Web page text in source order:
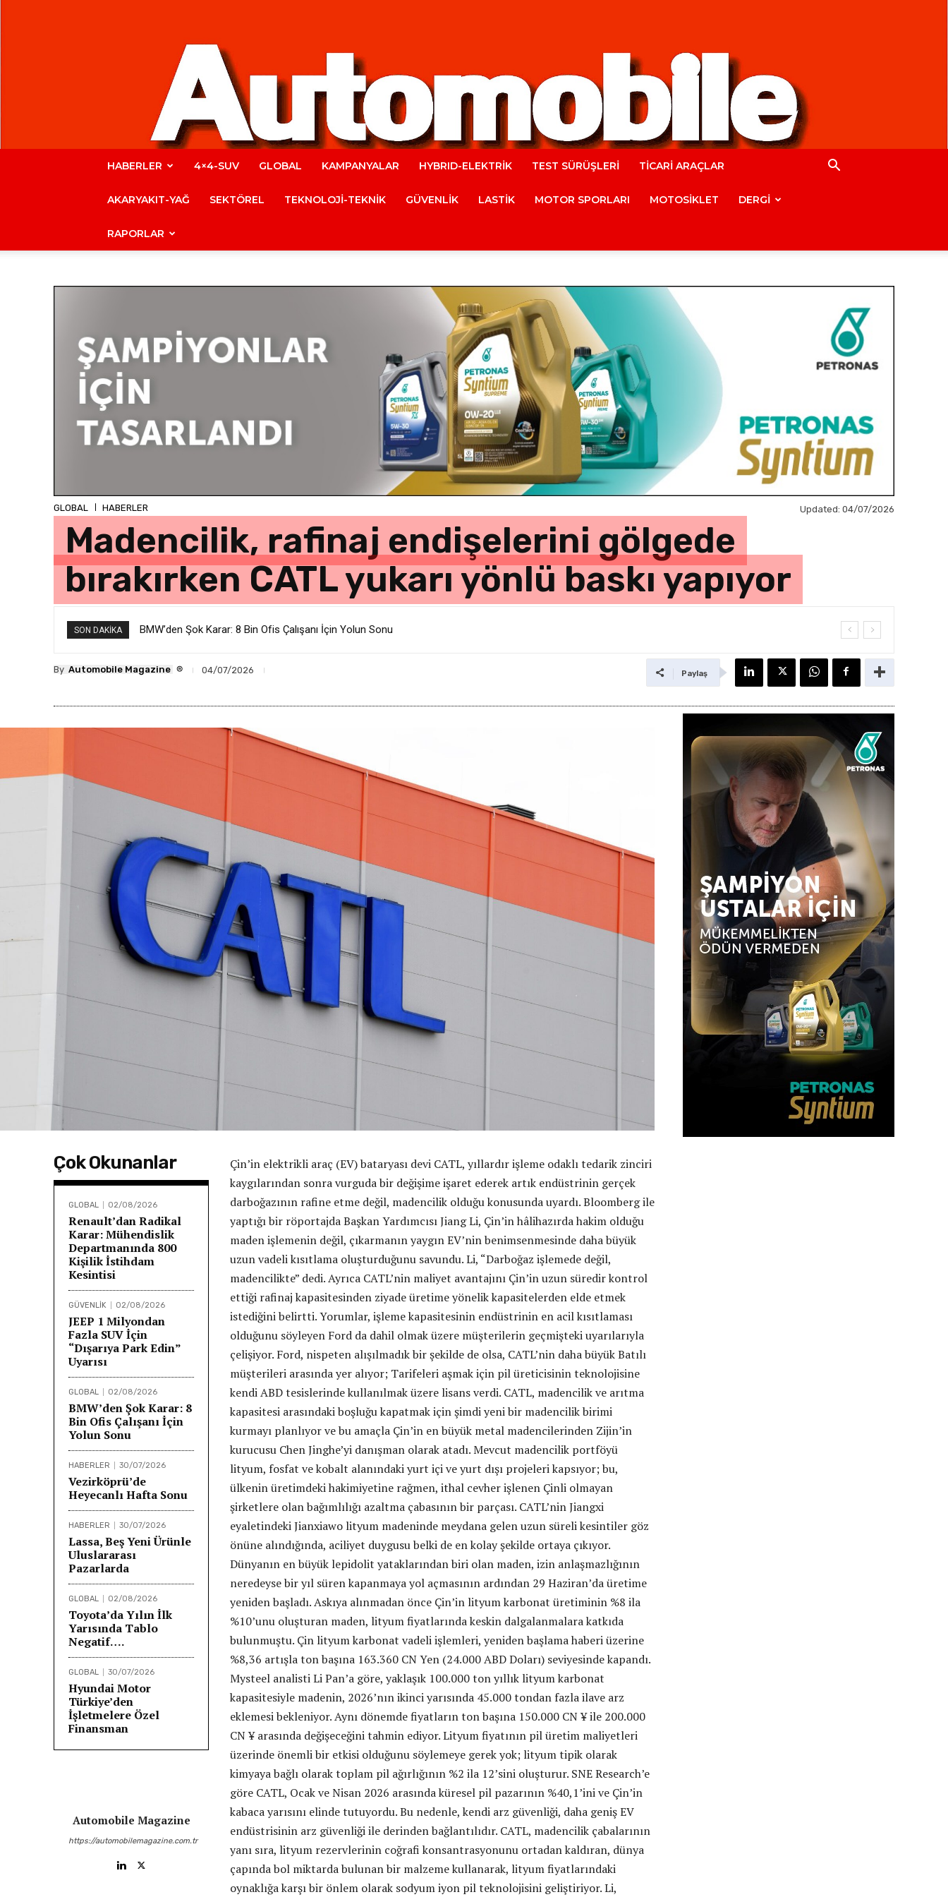
Automobile
Magazine
HABERLER 4×4-SUV GLOBAL KAMPANYALAR HYBRID-ELEKTRİK TEST SÜRÜŞLERİ TİCARİ ARAÇLAR
AKARYAKIT-YAĞ SEKTÖREL TEKNOLOJİ-TEKNİK GÜVENLİK LASTİK MOTOR SPORLARI MOTOSİKLET DERGİ
RAPORLAR
GLOBAL HABERLER Updated: 04/07/2026
Madencilik, rafinaj endişelerini gölgede
bırakırken CATL yukarı yönlü baskı yapıyor
SON DAKIKA BMW’den Şok Karar: 8 Bin Ofis Çalışanı İçin Yolun Sonu
By Automobile Magazine ® 04/07/2026 Paylaş
Çok Okunanlar
GLOBAL 02/08/2026
Renault’dan Radikal
Karar: Mühendislik
Departmanında 800
Kişilik İstihdam
Kesintisi
GÜVENLİK 02/08/2026
JEEP 1 Milyondan
Fazla SUV İçin
“Dışarıya Park Edin”
Uyarısı
GLOBAL 02/08/2026
BMW’den Şok Karar: 8
Bin Ofis Çalışanı İçin
Yolun Sonu
HABERLER 30/07/2026
Vezirköprü’de
Heyecanlı Hafta Sonu
HABERLER 30/07/2026
Lassa, Beş Yeni Ürünle
Uluslararası
Pazarlarda
GLOBAL 02/08/2026
Toyota’da Yılın İlk
Yarısında Tablo
Negatif….
GLOBAL 30/07/2026
Hyundai Motor
Türkiye’den
İşletmelere Özel
Finansman
Automobile Magazine
https://automobilemagazine.com.tr
Çin’in elektrikli araç (EV) bataryası devi CATL, yıllardır işleme odaklı tedarik zinciri
kaygılarından sonra vurguda bir değişime işaret ederek artık endüstrinin gerçek
darboğazının rafine etme değil, madencilik olduğu konusunda uyardı. Bloomberg ile
yaptığı bir röportajda Başkan Yardımcısı Jiang Li, Çin’in hâlihazırda hakim olduğu
maden işlemenin değil, çıkarmanın yaygın EV’nin benimsenmesinde daha büyük
uzun vadeli kısıtlama oluşturduğunu savundu. Li, “Darboğaz işlemede değil,
madencilikte” dedi. Ayrıca CATL’nin maliyet avantajını Çin’in uzun süredir kontrol
ettiği rafinaj kapasitesinden ziyade üretime yönelik kapasitelerden elde etmek
istediğini belirtti. Yorumlar, işleme kapasitesinin endüstrinin en acil kısıtlaması
olduğunu söyleyen Ford da dahil olmak üzere müşterilerin geçmişteki uyarılarıyla
çelişiyor. Ford, nispeten alışılmadık bir şekilde de olsa, CATL’nin daha büyük Batılı
müşterileri arasında yer alıyor; Tarifeleri aşmak için pil üreticisinin teknolojisine
kendi ABD tesislerinde kullanılmak üzere lisans verdi. CATL, madencilik ve arıtma
kapasitesi arasındaki boşluğu kapatmak için şimdi yeni bir madencilik birimi
kurmayı planlıyor ve bu amaçla Çin’in en büyük metal madencilerinden Zijin’in
kurucusu Chen Jinghe’yi danışman olarak atadı. Mevcut madencilik portföyü
lityum, fosfat ve kobalt alanındaki yurt içi ve yurt dışı projeleri kapsıyor; bu,
ülkenin üretimdeki hakimiyetine rağmen, ithal cevher işlenen Çinli olmayan
şirketlere olan bağımlılığı azaltma çabasının bir parçası. CATL’nin Jiangxi
eyaletindeki Jianxiawo lityum madeninde meydana gelen uzun süreli kesintiler göz
önüne alındığında, aciliyet duygusu belki de en kolay şekilde ortaya çıkıyor.
Dünyanın en büyük lepidolit yataklarından biri olan maden, izin anlaşmazlığının
neredeyse bir yıl süren kapanmaya yol açmasının ardından 29 Haziran’da üretime
yeniden başladı. Askıya alınmadan önce Çin’in lityum karbonat üretiminin %8 ila
%10’unu oluşturan maden, lityum fiyatlarında keskin dalgalanmalara katkıda
bulunmuştu. Çin lityum karbonat vadeli işlemleri, yeniden başlama haberi üzerine
%8,36 artışla ton başına 163.360 CN Yen (24.000 ABD Doları) seviyesinde kapandı.
Mysteel analisti Li Pan’a göre, yaklaşık 100.000 ton yıllık lityum karbonat
kapasitesiyle madenin, 2026’nın ikinci yarısında 45.000 tondan fazla ilave arz
eklemesi bekleniyor. Aynı dönemde fiyatların ton başına 150.000 CN ¥ ile 200.000
CN ¥ arasında değişeceğini tahmin ediyor. Lityum fiyatının pil üretim maliyetleri
üzerinde önemli bir etkisi olduğunu söylemeye gerek yok; lityum tipik olarak
kimyaya bağlı olarak toplam pil ağırlığının %2 ila 12’sini oluşturur. SNE Research’e
göre CATL, Ocak ve Nisan 2026 arasında küresel pil pazarının %40,1’ini ve Çin’in
kabaca yarısını elinde tutuyordu. Bu nedenle, kendi arz güvenliği, daha geniş EV
endüstrisinin arz güvenliği ile derinden bağlantılıdır. CATL, madencilik çabalarının
yanı sıra, lityum rezervlerinin coğrafi konsantrasyonunu ortadan kaldıran, dünya
çapında bol miktarda bulunan bir malzeme kullanarak, lityum fiyatlarındaki
oynaklığa karşı bir önlem olarak sodyum iyon pil teknolojisini geliştiriyor. Li,